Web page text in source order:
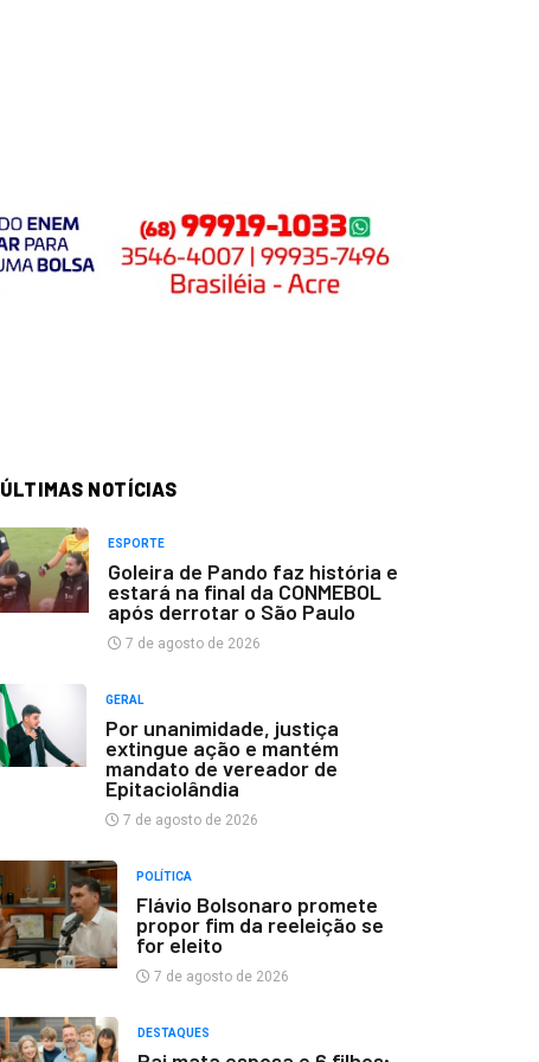
ÚLTIMAS NOTÍCIAS
ESPORTE
Goleira de Pando faz história e
estará na final da CONMEBOL
após derrotar o São Paulo
7 de agosto de 2026
GERAL
Por unanimidade, justiça
extingue ação e mantém
mandato de vereador de
Epitaciolândia
7 de agosto de 2026
POLÍTICA
Flávio Bolsonaro promete
propor fim da reeleição se
for eleito
7 de agosto de 2026
DESTAQUES